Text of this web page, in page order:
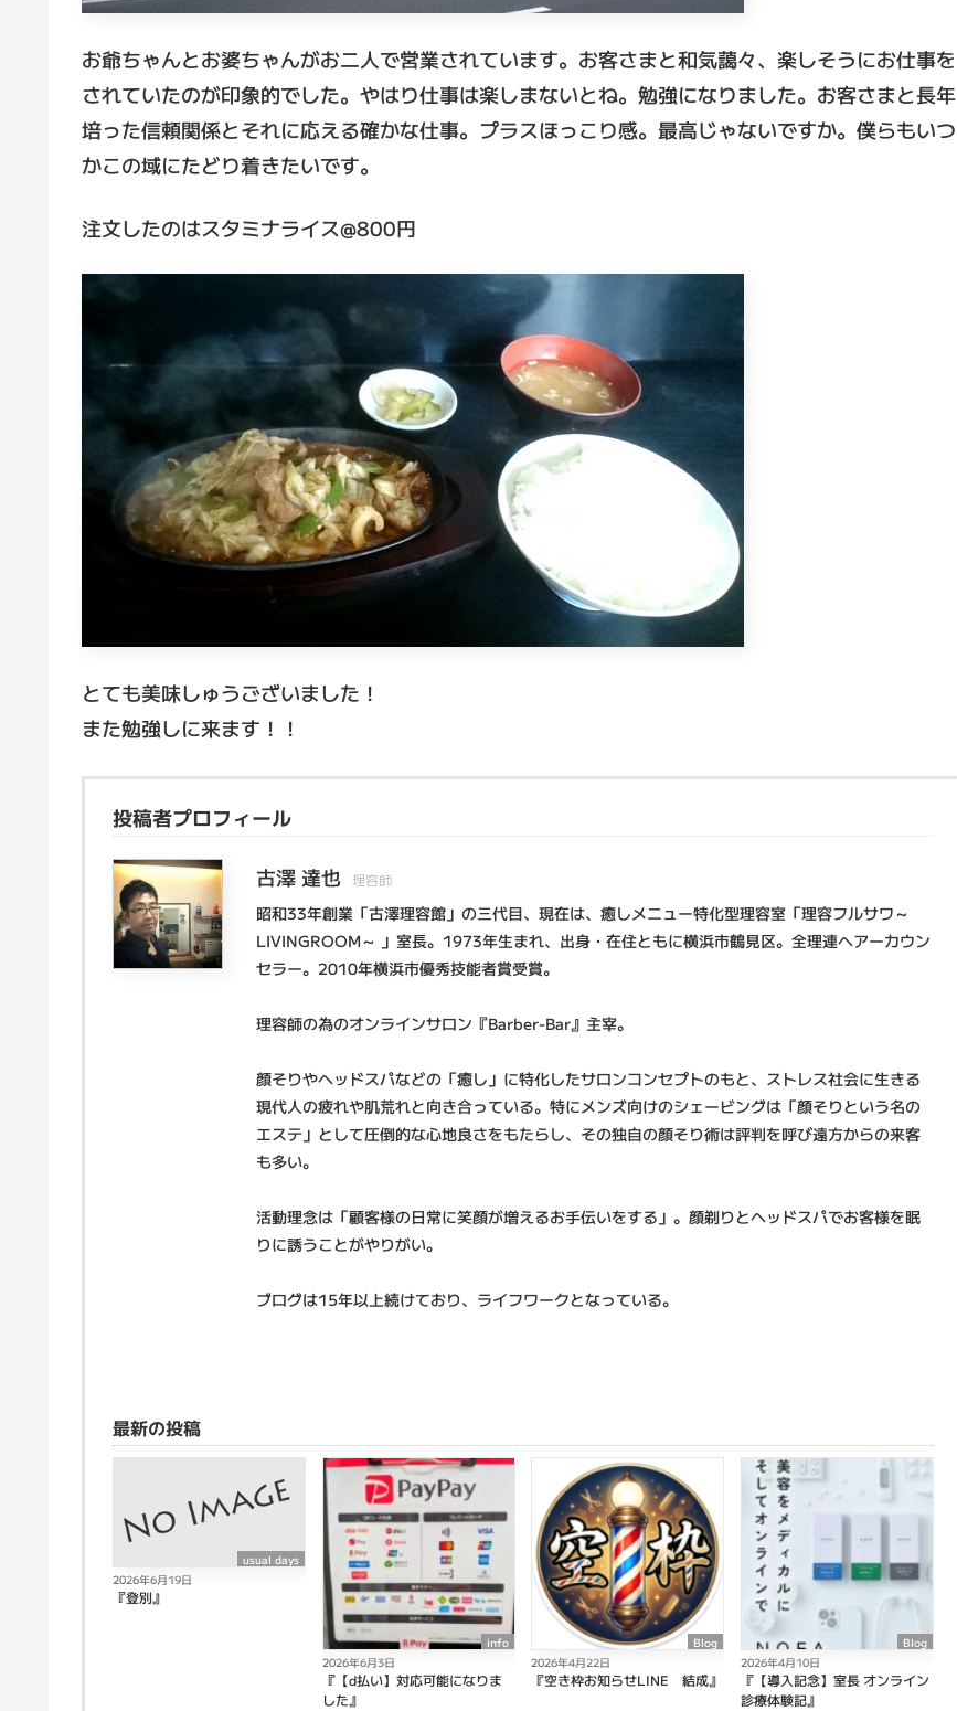
お爺ちゃんとお婆ちゃんがお二人で営業されています。お客さまと和気藹々、楽しそうにお仕事を
されていたのが印象的でした。やはり仕事は楽しまないとね。勉強になりました。お客さまと長年
培った信頼関係とそれに応える確かな仕事。プラスほっこり感。最高じゃないですか。僕らもいつ
かこの域にたどり着きたいです。
注文したのはスタミナライス@800円
とても美味しゅうございました！
また勉強しに来ます！！
投稿者プロフィール
古澤 達也 理容師
昭和33年創業「古澤理容館」の三代目、現在は、癒しメニュー特化型理容室「理容フルサワ～
LIVINGROOM～ 」室長。1973年生まれ、出身・在住ともに横浜市鶴見区。全理連ヘアーカウン
セラー。2010年横浜市優秀技能者賞受賞。
理容師の為のオンラインサロン『Barber-Bar』主宰。
顔そりやヘッドスパなどの「癒し」に特化したサロンコンセプトのもと、ストレス社会に生きる
現代人の疲れや肌荒れと向き合っている。特にメンズ向けのシェービングは「顔そりという名の
エステ」として圧倒的な心地良さをもたらし、その独自の顔そり術は評判を呼び遠方からの来客
も多い。
活動理念は「顧客様の日常に笑顔が増えるお手伝いをする」。顔剃りとヘッドスパでお客様を眠
りに誘うことがやりがい。
ブログは15年以上続けており、ライフワークとなっている。
最新の投稿
usual days
2026年6月19日
『登別』
info
2026年6月3日
『【d払い】対応可能になりま
した』
Blog
2026年4月22日
『空き枠お知らせLINE 結成』
Blog
2026年4月10日
『【導入記念】室長 オンライン
診療体験記』